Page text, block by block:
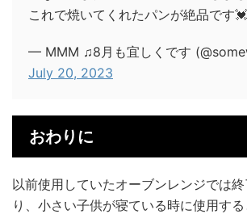
これで焼いてくれたパンが絶品です💓
— MMM ♫8月も宜しくです
July 20, 2023
おわりに
以前使用していたオーブンレンジでは
り、小さい子供が寝ている時に使用す